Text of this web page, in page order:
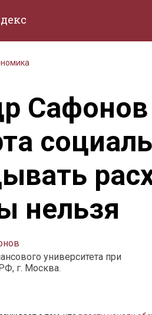
нельзя
университета при
г. Москва.